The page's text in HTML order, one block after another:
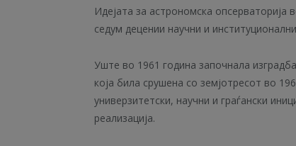
Идејата за астрономска опсерваторија
седум децении научни и
Уште во 1961 година започнала
која била срушена со земјотресот во
универзитетски, научни и граѓански
реализација.